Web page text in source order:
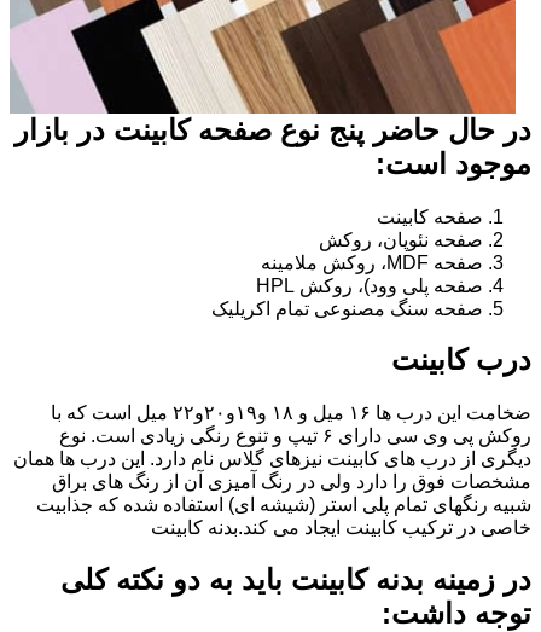
در حال حاضر پنج نوع صفحه کابینت در بازار
موجود است:
صفحه کابینت
صفحه نئوپان، روکش
صفحه MDF، روکش ملامینه
صفحه پلی وود)، روکش HPL
صفحه سنگ مصنوعی تمام اکریلیک
درب کابینت
ضخامت این درب ها ۱۶ میل و ۱۸ و١٩و٢٠و٢٢ میل است که با
روکش پی وی سی دارای ۶ تیپ و تنوع رنگی زیادی است. نوع
دیگری از درب های کابینت نیزهای گلاس نام دارد. این درب ها همان
مشخصات فوق را دارد ولی در رنگ آمیزی آن از رنگ های براق
شبیه رنگهای تمام پلی استر (شیشه ای) استفاده شده که جذابیت
خاصی در ترکیب کابینت ایجاد می کند.بدنه کابینت
در زمینه بدنه کابینت باید به دو نکته کلی
توجه داشت: